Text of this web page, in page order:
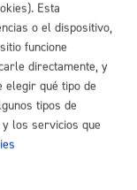
de Bases del
de suelo y
de 30 de octubre,
Ley de Suelo y
de 24 de
mínimas de
- Real Decreto
Esta
o el dispositivo,
funcione
directamente, y
elegir qué tipo de
tipos de
los servicios que